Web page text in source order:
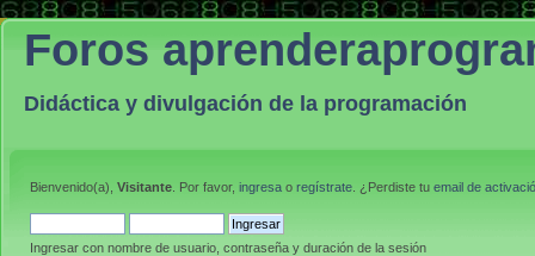
Foros
Didáctica y divulgación de la programación
Bienvenido(a), Visitante . Por favor, ingresa o regístrate . ¿Perdiste tu email de
Ingresar con nombre de usuario, contraseña y duración de la sesión